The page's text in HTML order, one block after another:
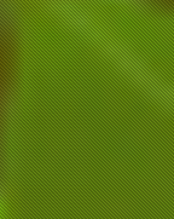
RECETTES
ACTUALITÉS
CONTACT
EN